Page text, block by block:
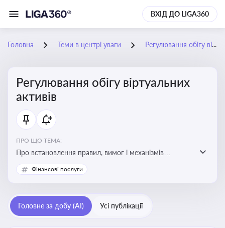
ВХІД ДО LIGA360
Головна Теми в центрі уваги Регулювання обігу віртуальних активів
Регулювання обігу віртуальних
активів
ПРО ЩО ТЕМА:
Про встановлення правил, вимог і механізмів
контролю за використанням, обігом та
оподаткуванням віртуальних активів, таких як
Фінансові послуги
Головне за добу (AI) Усі публікації